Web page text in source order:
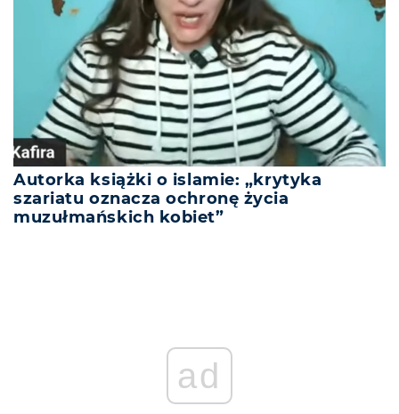
Autorka książki o islamie: „krytyka
szariatu oznacza ochronę życia
muzułmańskich kobiet”
ad